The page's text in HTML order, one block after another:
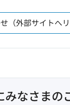
（外部サイトへリ
なさまの